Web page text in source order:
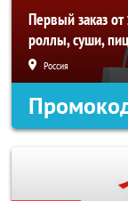
Первый заказ
роллы, суши,
Россия